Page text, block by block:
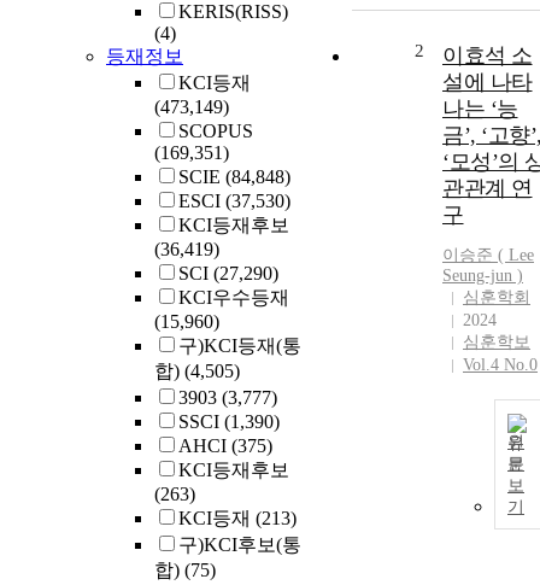
KERIS(RISS)
(4)
등재정보
KCI등재
(473,149)
SCOPUS
(169,351)
SCIE (84,848)
ESCI (37,530)
KCI등재후보
(36,419)
SCI (27,290)
KCI우수등재
(15,960)
구)KCI등재(통
합) (4,505)
3903 (3,777)
SSCI (1,390)
AHCI (375)
KCI등재후보
(263)
KCI등재 (213)
구)KCI후보(통
합) (75)
2
이효석 소
설에 나타
나는 ‘능
금’, ‘고향
‘모성’의
관관계 연
구
이승준 ( Lee
Seung-jun )
심훈학회
2024
심훈학보
Vol.4 No.0
원
문
보
기